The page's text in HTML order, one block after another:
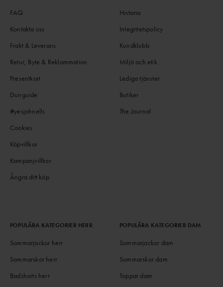
FAQ
Kontakta oss
Frakt & Leverans
Retur, Byte & Reklammation
Presentkort
Dunguide
#yesjohnells
Cookies
Köpvillkor
Kampanjvillkor
Ångra ditt köp
Historia
Integritetspolicy
Kundklubb
Miljö och etik
Lediga tjänster
Butiker
The Journal
POPULÄRA KATEGORIER HERR
Sommarjackor herr
Sommarskor herr
Badshorts herr
POPULÄRA KATEGORIER DAM
Sommarjackor dam
Sommarskor dam
Toppar dam